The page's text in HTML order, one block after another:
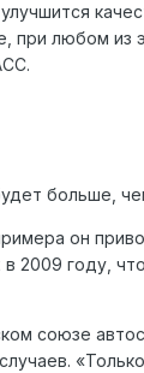
при любом из
больше,
он
2009 году,
союзе